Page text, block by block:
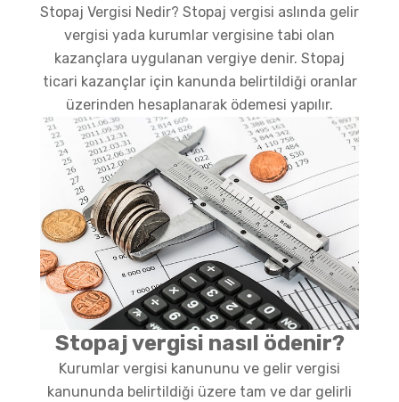
Stopaj Vergisi Nedir? Stopaj vergisi aslında gelir
vergisi yada kurumlar vergisine tabi olan
kazançlara uygulanan vergiye denir. Stopaj
ticari kazançlar için kanunda belirtildiği oranlar
üzerinden hesaplanarak ödemesi yapılır.
Stopaj vergisi nasıl ödenir?
Kurumlar vergisi kanununu ve gelir vergisi
kanununda belirtildiği üzere tam ve dar gelirli